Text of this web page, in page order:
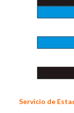
Servicio de